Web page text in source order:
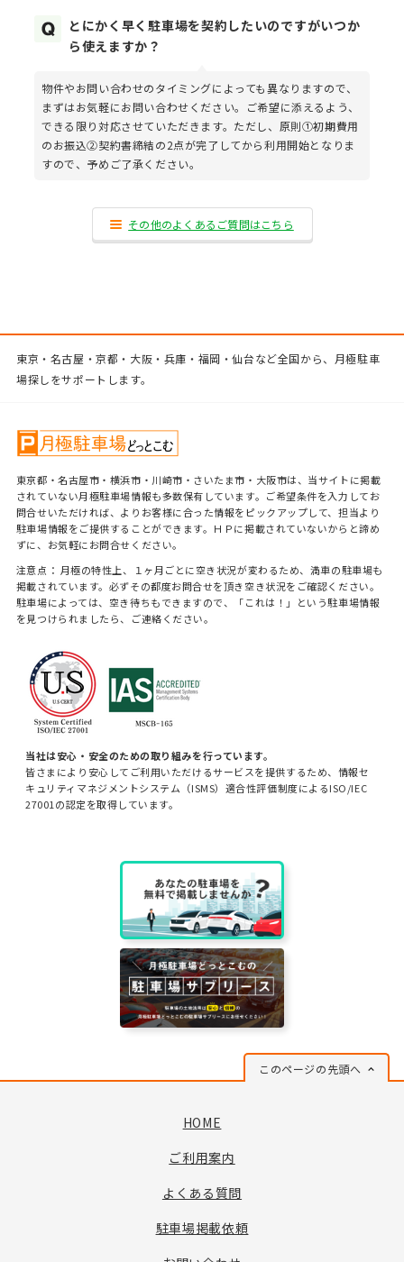
とにかく早く駐車場を契約したいのですがいつか
ら使えますか？
物件やお問い合わせのタイミングによっても異なりますので、
まずはお気軽にお問い合わせください。ご希望に添えるよう、
できる限り対応させていただきます。ただし、原則①初期費用
のお振込②契約書締結の2点が完了してから利用開始となりま
すので、予めご了承ください。
その他のよくあるご質問はこちら
東京・名古屋・京都・大阪・兵庫・福岡・仙台など全国から、月極駐車
場探しをサポートします。
東京都・名古屋市・横浜市・川崎市・さいたま市・大阪市は、当サイトに掲載
されていない月極駐車場情報も多数保有しています。ご希望条件を入力してお
問合せいただければ、よりお客様に合った情報をピックアップして、担当より
駐車場情報をご提供することができます。ＨＰに掲載されていないからと諦め
ずに、お気軽にお問合せください。
注意点： 月極の特性上、１ヶ月ごとに空き状況が変わるため、満車の駐車場も
掲載されています。必ずその都度お問合せを頂き空き状況をご確認ください。
駐車場によっては、空き待ちもできますので、「これは！」という駐車場情報
を見つけられましたら、ご連絡ください。
当社は安心・安全のための取り組みを行っています。
皆さまにより安心してご利用いただけるサービスを提供するため、情報セ
キュリティマネジメントシステム（ISMS）適合性評価制度によるISO/IEC
27001の認定を取得しています。
このページの先頭へ
HOME
ご利用案内
よくある質問
駐車場掲載依頼